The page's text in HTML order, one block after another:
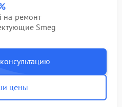
на ремонт
Smeg
цены